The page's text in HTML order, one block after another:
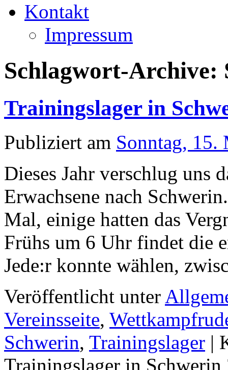
Kontakt
Impressum
Schlagwort-Archive:
Trainingslager in
Publiziert am Sonntag, 15.
Dieses Jahr verschlug uns
Erwachsene nach
Mal, einige hatten das
Frühs um 6 Uhr findet die
Jede:r konnte wählen,
Veröffentlicht unter
Vereinsseite,
Schwerin, Trainingslager |
Trainingslager in Schwerin